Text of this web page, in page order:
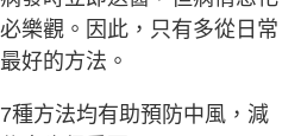
樂觀。因此，只有多從日常
好的方法。
種方法均有助預防中風，減